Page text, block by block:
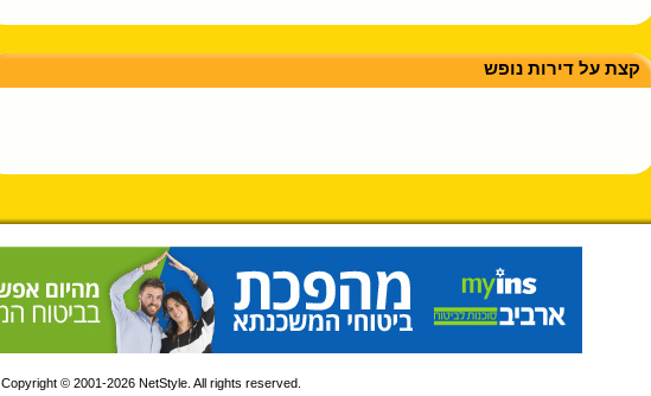
קצת על דירות נופש
Copyright © 2001-2026 NetStyle. All rights reserved.